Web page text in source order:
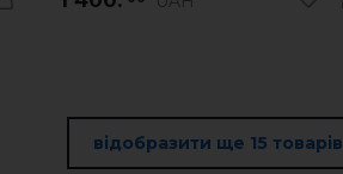
відобразити ще 15 товарів